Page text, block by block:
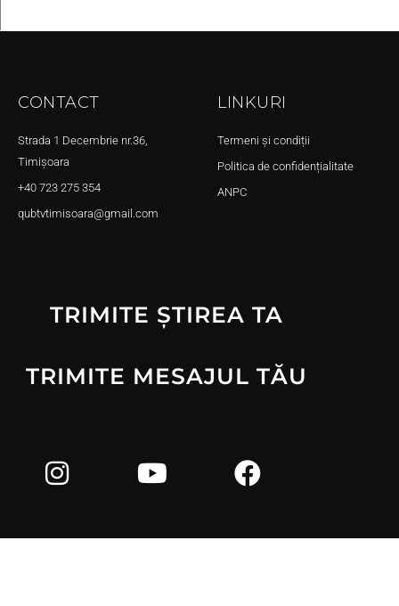
CONTACT
Strada 1 Decembrie nr.36,
Timișoara
+40 723 275 354
qubtvtimisoara@gmail.com
LINKURI
Termeni și condiții
Politica de confidențialitate
ANPC
TRIMITE ȘTIREA TA
TRIMITE MESAJUL TĂU